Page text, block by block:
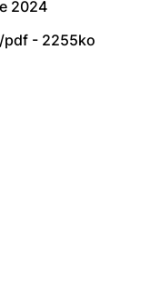
2024
- 2255ko